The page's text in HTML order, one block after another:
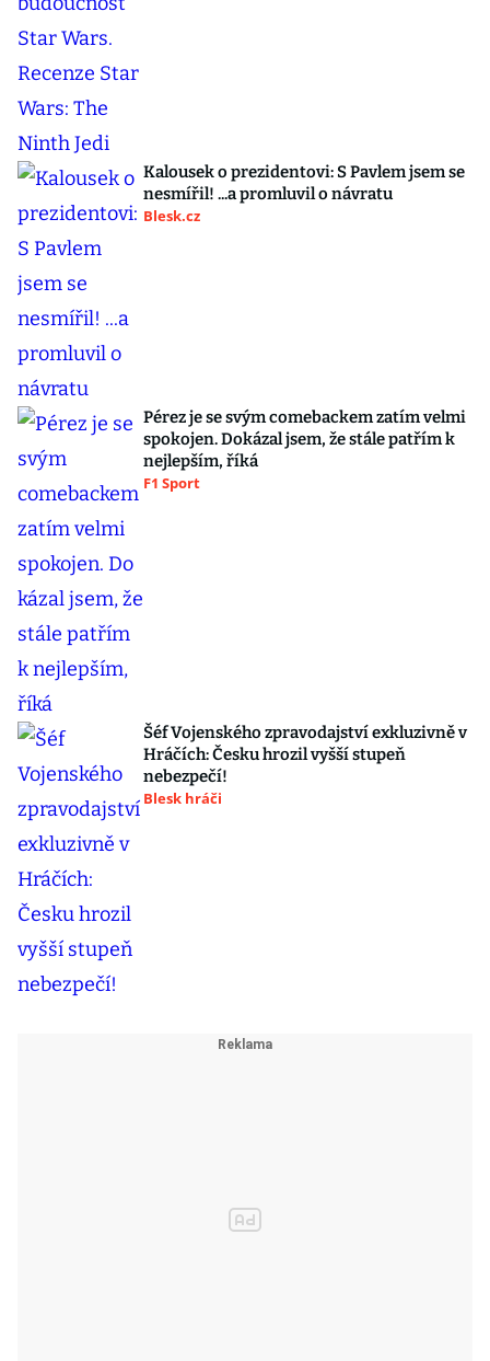
Kalousek o prezidentovi: S Pavlem jsem se
nesmířil! ...a promluvil o návratu
Blesk.cz
Pérez je se svým comebackem zatím velmi
spokojen. Dokázal jsem, že stále patřím k
nejlepším, říká
F1 Sport
Šéf Vojenského zpravodajství exkluzivně v
Hráčích: Česku hrozil vyšší stupeň
nebezpečí!
Blesk hráči